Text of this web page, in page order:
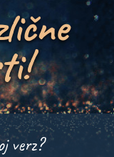
verz?